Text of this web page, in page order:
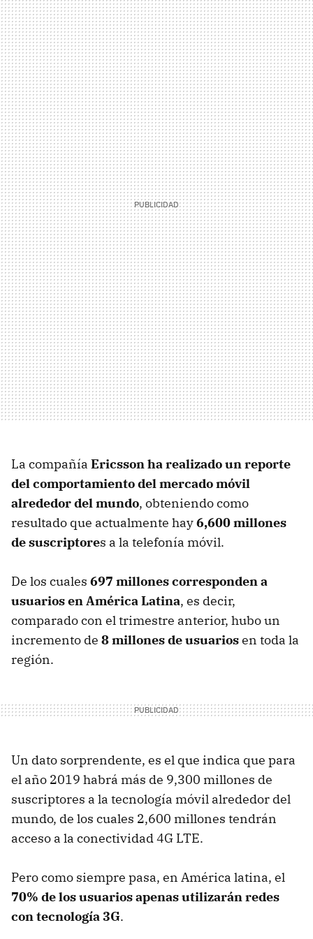
La compañía Ericsson ha realizado un reporte
del comportamiento del mercado móvil
alrededor del mundo, obteniendo como
resultado que actualmente hay6,600 millones
de suscriptores a la telefonía móvil.
De los cuales 697 millones corresponden a
usuarios en América Latina, es decir,
comparado con el trimestre anterior, hubo un
incremento de 8 millones de usuariosen toda la
región.
Un dato sorprendente, es el que indica que para
el año 2019 habrá más de 9,300 millones de
suscriptores a la tecnología móvil alrededor del
mundo, de los cuales 2,600 millones tendrán
acceso a la conectividad 4G LTE.
Pero como siempre pasa, en América latina, el
70% de los usuarios apenas utilizarán redes
con tecnología 3G.